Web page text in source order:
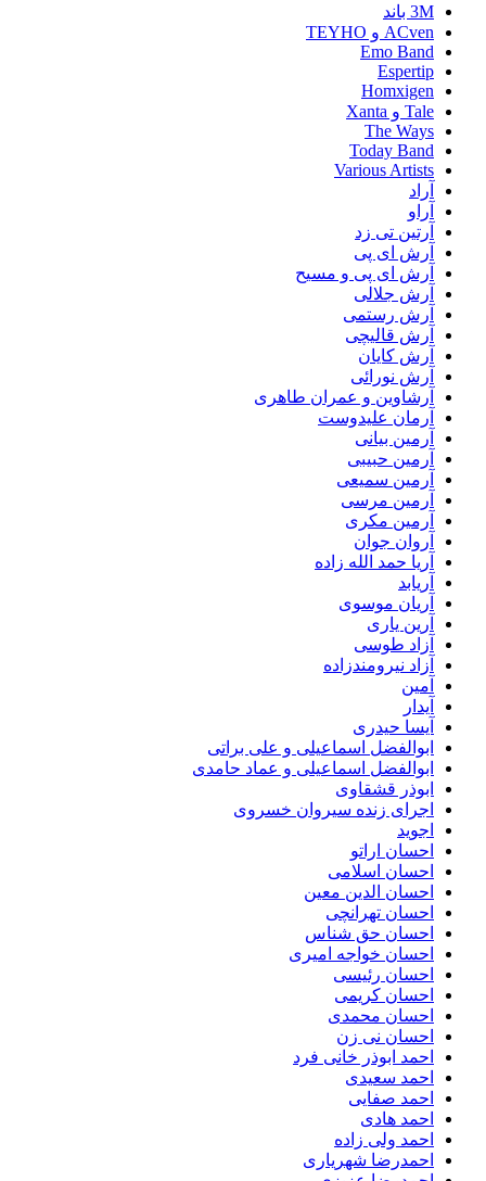
3M باند
ACven و TEYHO
Emo Band
Espertip
Homxigen
Tale و Xanta
The Ways
Today Band
Various Artists
آراد
آراو
آرتین تی زد
آرش ای پی
آرش ای پی و مسیح
آرش جلالی
آرش رستمی
آرش قالیچی
آرش کایان
آرش نورائی
آرشاوین و عمران طاهری
آرمان علیدوست
آرمین بیانی
آرمین حبیبی
آرمین سمیعی
آرمین مرسی
آرمین مکری
آروان جوان
آریا حمد الله زاده
آریابد
آریان موسوی
آرین یاری
آزاد طوسی
آزاد نیرومندزاده
آمین
آیدار
آیسا حیدری
ابوالفضل اسماعیلی و علی براتی
ابوالفضل اسماعیلی و عماد حامدی
ابوذر قشقاوی
اجرای زنده سیروان خسروی
اجوید
احسان اراتو
احسان اسلامی
احسان الدین معین
احسان تهرانچی
احسان حق شناس
احسان خواجه امیری
احسان رئیسی
احسان کریمی
احسان محمدی
احسان نی زن
احمد ابوذر خانی فرد
احمد سعیدی
احمد صفایی
احمد هادی
احمد ولی زاده
احمدرضا شهریاری